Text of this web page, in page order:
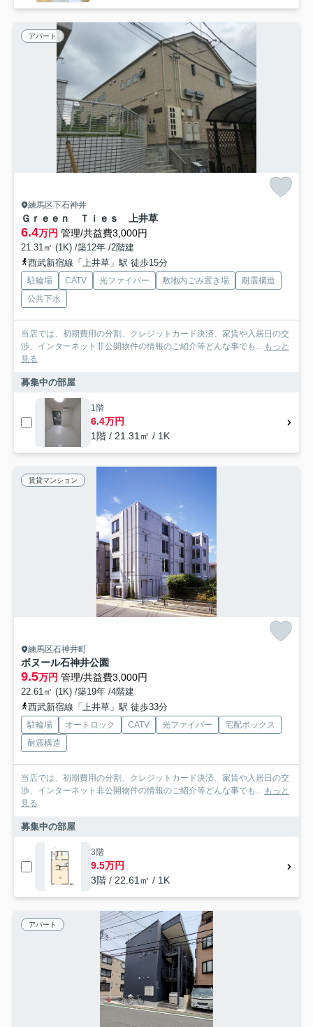
アパート
練馬区下石神井
Ｇｒｅｅｎ Ｔｉｅｓ 上井草
6.4万円 管理/共益費3,000円
21.31㎡ (1K) /築12年 /2階建
西武新宿線「上井草」駅 徒歩15分
駐輪場 CATV 光ファイバー 敷地内ごみ置き場
耐震構造
公共下水
当店では、初期費用の分割、クレジットカード決済、家賃や入居日の交
渉、インターネット非公開物件の情報のご紹介等どんな事でも... もっと
見る
募集中の部屋
1階
6.4万円
1階 / 21.31㎡ / 1K
賃貸マンション
練馬区石神井町
ボヌール石神井公園
9.5万円 管理/共益費3,000円
22.61㎡ (1K) /築19年 /4階建
西武新宿線「上井草」駅 徒歩33分
駐輪場 オートロック CATV 光ファイバー
宅配ボックス
耐震構造
当店では、初期費用の分割、クレジットカード決済、家賃や入居日の交
渉、インターネット非公開物件の情報のご紹介等どんな事でも... もっと
見る
募集中の部屋
3階
9.5万円
3階 / 22.61㎡ / 1K
アパート